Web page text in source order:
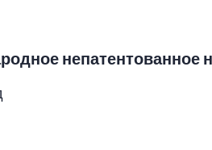
непатентованное